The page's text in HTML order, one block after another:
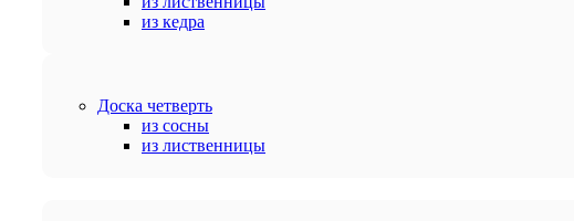
из кедра
Доска четверть
из сосны
из лиственницы